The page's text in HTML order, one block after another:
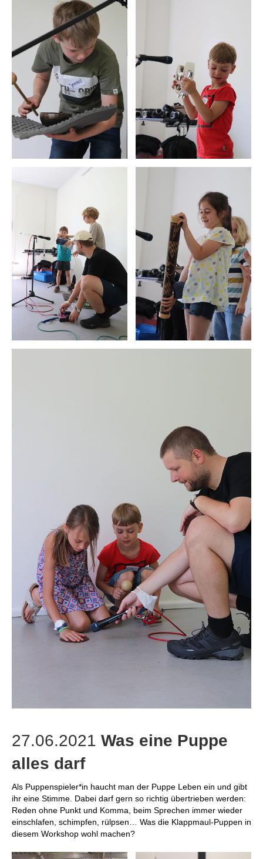
27.06.2021 Was eine Puppe
alles darf
Als Puppenspieler*in haucht man der Puppe Leben ein und gibt
ihr eine Stimme. Dabei darf gern so richtig übertrieben werden:
Reden ohne Punkt und Komma, beim Sprechen immer wieder
einschlafen, schimpfen, rülpsen… Was die Klappmaul-Puppen in
diesem Workshop wohl machen?